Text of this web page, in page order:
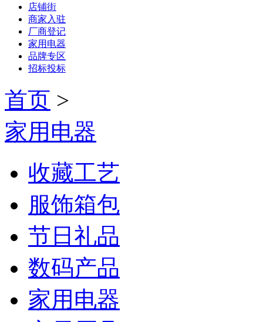
店铺街
商家入驻
厂商登记
家用电器
品牌专区
招标投标
首页 >
家用电器
收藏工艺
服饰箱包
节日礼品
数码产品
家用电器